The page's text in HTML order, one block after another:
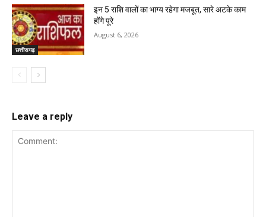
छत्तीसगढ़
इन 5 राशि वालों का भाग्य रहेगा मजबूत, सारे अटके काम
होंगे पूरे
August 6, 2026
Leave a reply